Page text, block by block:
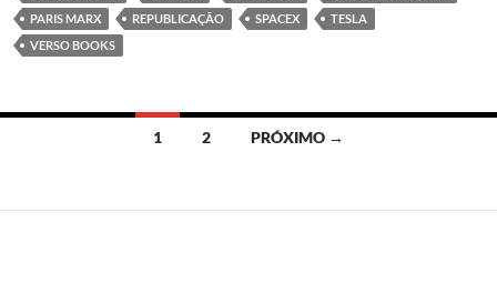
PARIS MARX
REPUBLICAÇÃO SPACEX
TESLA
VERSO BOOKS
posts
1 2 PRÓXIMO →